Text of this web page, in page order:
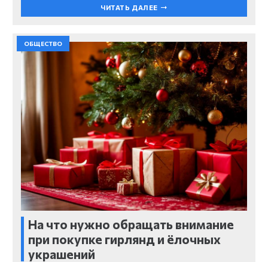
ЧИТАТЬ ДАЛЕЕ
ОБЩЕСТВО
На что нужно обращать внимание
при покупке гирлянд и ёлочных
украшений